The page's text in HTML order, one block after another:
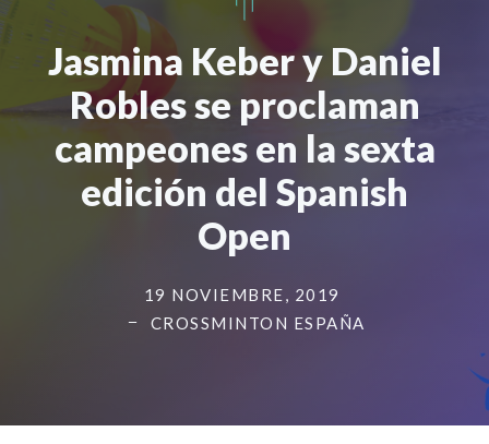
Jasmina Keber y Daniel
Robles se proclaman
campeones en la sexta
edición del Spanish
Open
19 NOVIEMBRE, 2019
CROSSMINTON ESPAÑA